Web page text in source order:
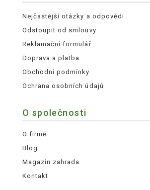
Nejčastější otázky a odpovědi
Odstoupit od smlouvy
Reklamační formulář
Doprava a platba
Obchodní podmínky
Ochrana osobních údajů
O společnosti
O firmě
Blog
Magazín zahrada
Kontakt